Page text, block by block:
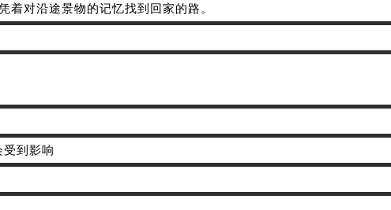
对沿途景物的记忆找到回家的路。
到影响